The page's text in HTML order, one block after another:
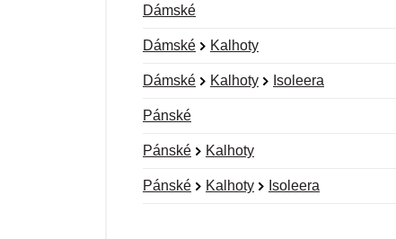
Dámské
Dámské Kalhoty
Dámské Kalhoty Isoleera
Pánské
Pánské Kalhoty
Pánské Kalhoty Isoleera